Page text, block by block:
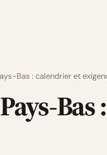
Bas : calendrier et